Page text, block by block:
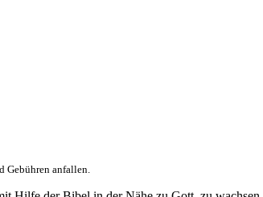
Gebühren anfallen.